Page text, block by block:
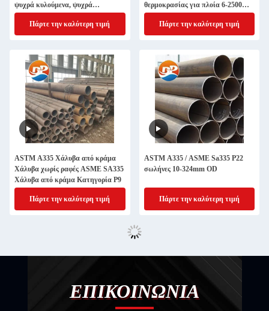
ψυχρά κυλούμενα, ψυχρά
ελκυστήρα για υγρή χρήση
Πάρτε την καλύτερη τιμή
θερμοκρασίας για πλοία 6-2500
mm εξωτερική διάμετρος
Πάρτε την καλύτερη τιμή
ASTM A335 Χάλυβα από κράμα
Χάλυβα χωρίς ραφές ASME SA335
Χάλυβα από κράμα Κατηγορία P9
Πάρτε την καλύτερη τιμή
ASTM A335 / ASME Sa335 P22
σωλήνες 10-324mm OD
Πάρτε την καλύτερη τιμή
ΕΠΙΚΟΙΝΩΝΙΑ